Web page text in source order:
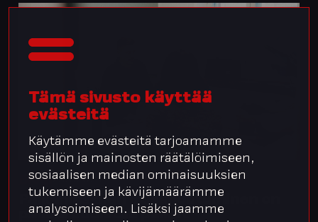
Tämä sivusto käyttää
evästeitä
Käytämme evästeitä tarjoamamme
sisällön ja mainosten räätälöimiseen,
sosiaalisen median ominaisuuksien
tukemiseen ja kävijämäärämme
analysoimiseen. Lisäksi jaamme
Blogi23.1.2024
Palkanlaskijan irtisanoutuminen on
paikka uudistaa palkat